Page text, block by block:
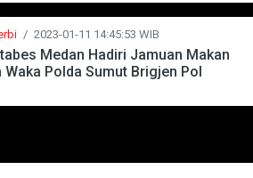
/ 2023-01-11 14:45:53 WIB
Medan Hadiri Jamuan Makan
Waka Polda Sumut Brigjen Pol